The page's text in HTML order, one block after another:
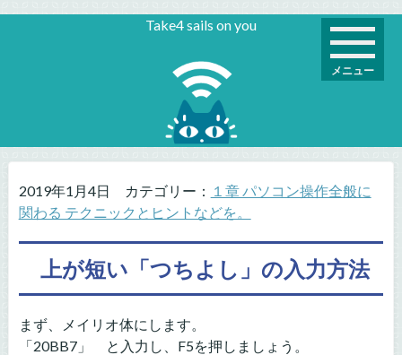
メニュー
Take4 sails on you
2019年1月4日 カテゴリー： １章 パソコン操作全般に
関わる テクニックとヒントなどを。
上が短い「つちよし」の入力方法
まず、メイリオ体にします。
「20BB7」 と入力し、F5を押しましょう。